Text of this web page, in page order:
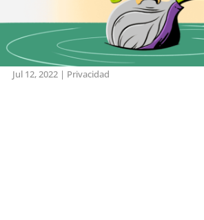
Jul 12, 2022| Privacidad